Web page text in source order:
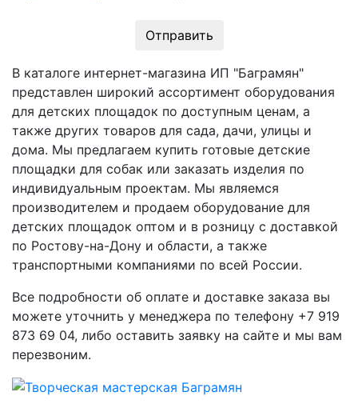
Отправить
В каталоге интернет-магазина ИП "Баграмян"
представлен широкий ассортимент оборудования
для детских площадок по доступным ценам, а
также других товаров для сада, дачи, улицы и
дома. Мы предлагаем купить готовые детские
площадки для собак или заказать изделия по
индивидуальным проектам. Мы являемся
производителем и продаем оборудование для
детских площадок оптом и в розницу с доставкой
по Ростову-на-Дону и области, а также
транспортными компаниями по всей России.
Все подробности об оплате и доставке заказа вы
можете уточнить у менеджера по телефону +7 919
873 69 04, либо оставить заявку на сайте и мы вам
перезвоним.